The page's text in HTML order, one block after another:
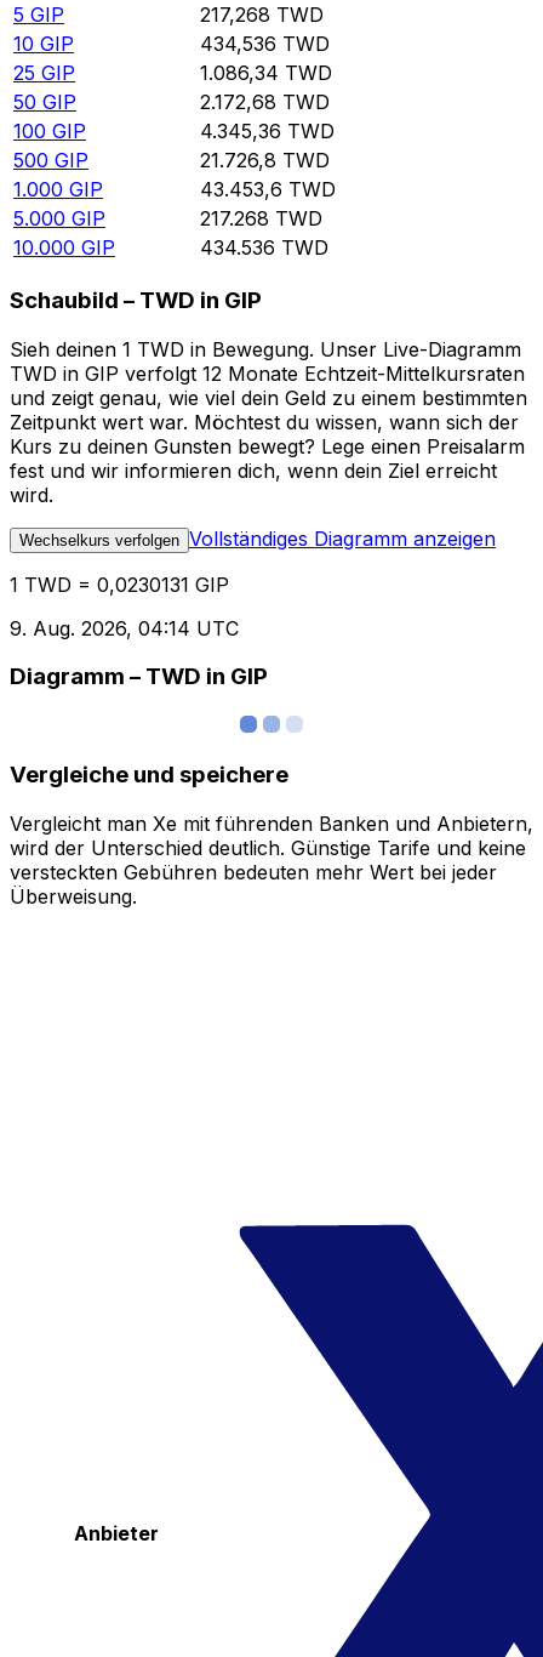
5 GIP 217,268 TWD
10 GIP 434,536 TWD
25 GIP 1.086,34 TWD
50 GIP 2.172,68 TWD
100 GIP 4.345,36 TWD
500 GIP 21.726,8 TWD
1.000 GIP 43.453,6 TWD
5.000 GIP 217.268 TWD
10.000 GIP 434.536 TWD
Schaubild – TWD in GIP
Sieh deinen 1 TWD in Bewegung. Unser Live-Diagramm
TWD in GIP verfolgt 12 Monate Echtzeit-Mittelkursraten
und zeigt genau, wie viel dein Geld zu einem bestimmten
Zeitpunkt wert war. Möchtest du wissen, wann sich der
Kurs zu deinen Gunsten bewegt? Lege einen Preisalarm
fest und wir informieren dich, wenn dein Ziel erreicht
wird.
Wechselkurs verfolgen Vollständiges Diagramm anzeigen
1 TWD = 0,0230131 GIP
9. Aug. 2026, 04:14 UTC
Diagramm – TWD in GIP
Vergleiche und speichere
Vergleicht man Xe mit führenden Banken und Anbietern,
wird der Unterschied deutlich. Günstige Tarife und keine
versteckten Gebühren bedeuten mehr Wert bei jeder
Überweisung.
Anbieter